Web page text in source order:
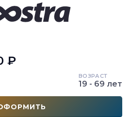
₽
ВОЗРАСТ
19 - 69 лет